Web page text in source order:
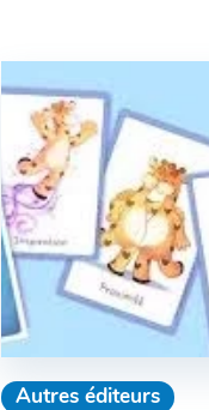
Autres éditeurs